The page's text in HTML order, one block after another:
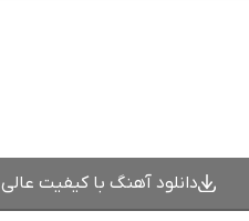
دانلود آهنگ با کیفیت عالی 320